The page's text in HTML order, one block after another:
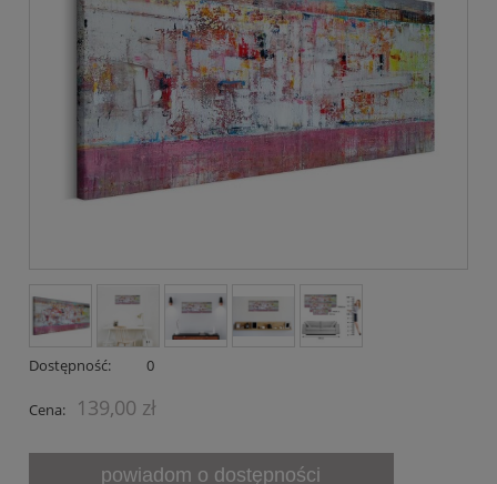
Dostępność: 0
Cena: 139,00 zł
powiadom o dostępności